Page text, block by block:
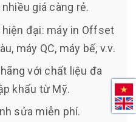
giá càng rẻ.
đại: máy in Offset
máy QC, máy bế, v.v.
với chất liệu đa
khẩu từ Mỹ.
sửa miễn phí.